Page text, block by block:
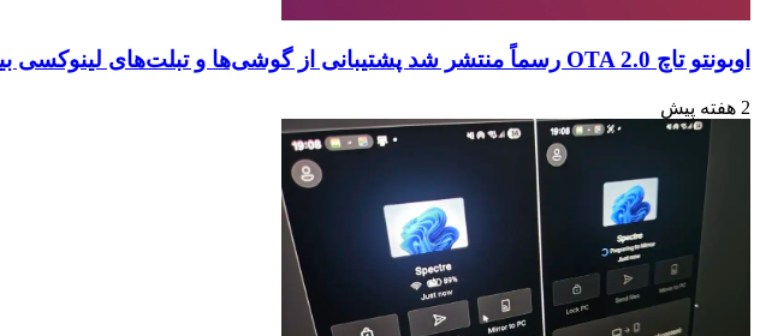
اوبونتو تاچ OTA 2.0 رسماً منتشر شد پشتیبانی از گوشی‌ها و تبلت‌های لینوکسی بیشتر
2 هفته پیش